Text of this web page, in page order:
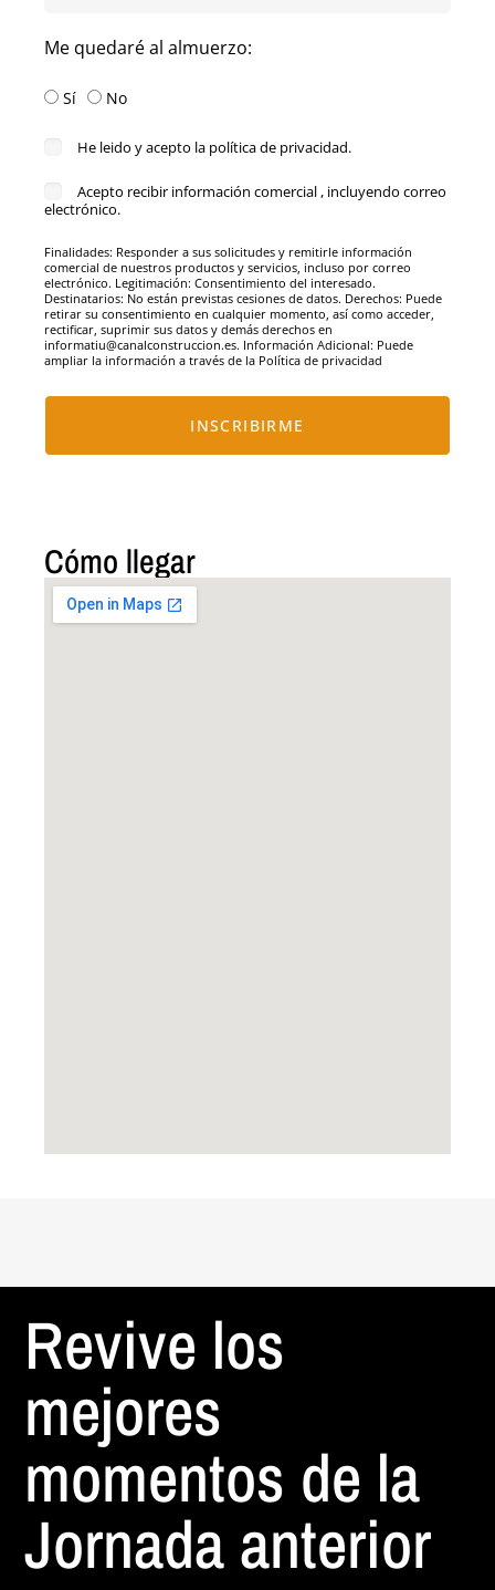
Me quedaré al almuerzo:
Sí No
He leido y acepto la política de privacidad.
Acepto recibir información comercial , incluyendo correo
electrónico.
Finalidades: Responder a sus solicitudes y remitirle información
comercial de nuestros productos y servicios, incluso por correo
electrónico. Legitimación: Consentimiento del interesado.
Destinatarios: No están previstas cesiones de datos. Derechos: Puede
retirar su consentimiento en cualquier momento, así como acceder,
rectificar, suprimir sus datos y demás derechos en
informatiu@canalconstruccion.es. Información Adicional: Puede
ampliar la información a través de la Política de privacidad
INSCRIBIRME
Cómo llegar
Revive los
mejores
momentos de la
Jornada anterior